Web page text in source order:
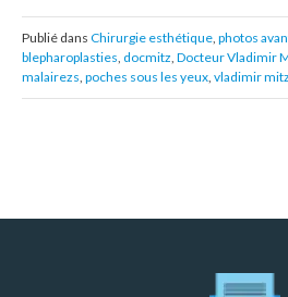
Publié dans Chirurgie esthétique photos
blepharoplasties docmitz Docteur Vladimir
malairezs poches sous les yeux vladimir mitz